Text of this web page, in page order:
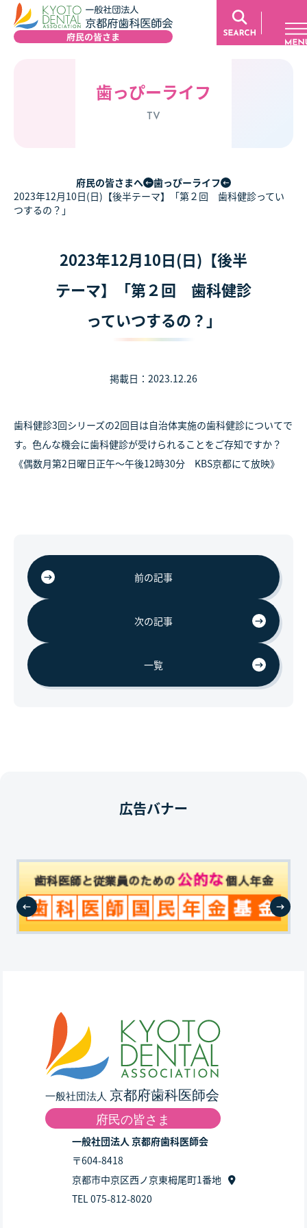
歯っぴーライフ
TV
府民の皆さまへ
歯っぴーライフ
2023年12月10日(日)【後半テーマ】「第２回 歯科健診ってい
つするの？」
2023年12月10日(日)【後半
テーマ】「第２回 歯科健診
っていつするの？」
掲載日：2023.12.26
歯科健診3回シリーズの2回目は自治体実施の歯科健診についてで
す。色んな機会に歯科健診が受けられることをご存知ですか？
《偶数月第2日曜日正午～午後12時30分 KBS京都にて放映》
前の記事
次の記事
一覧
広告バナー
一般社団法人 京都府歯科医師会
〒604-8418
京都市中京区西ノ京東栂尾町1番地
TEL 075-812-8020